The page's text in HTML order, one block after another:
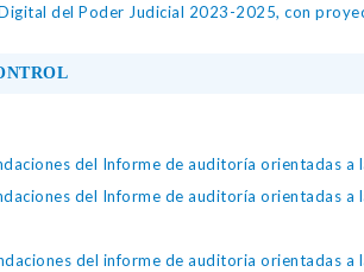
del Poder Judicial 2023-2025, con
del Informe de auditoría orientadas a
del Informe de auditoría orientadas a
del informe de auditoria orientadas a